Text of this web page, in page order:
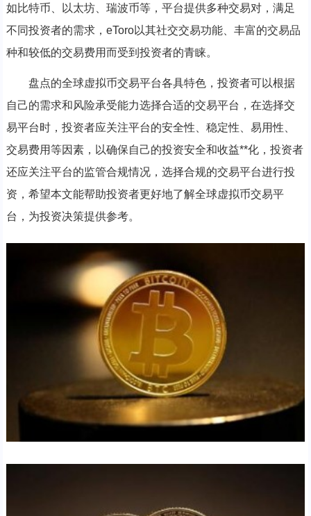
如比特币、以太坊、瑞波币等，平台提供多种交易对，满足
不同投资者的需求，eToro以其社交交易功能、丰富的交易品
种和较低的交易费用而受到投资者的青睐。
盘点的全球虚拟币交易平台各具特色，投资者可以根据
自己的需求和风险承受能力选择合适的交易平台，在选择交
易平台时，投资者应关注平台的安全性、稳定性、易用性、
交易费用等因素，以确保自己的投资安全和收益**化，投资者
还应关注平台的监管合规情况，选择合规的交易平台进行投
资，希望本文能帮助投资者更好地了解全球虚拟币交易平
台，为投资决策提供参考。